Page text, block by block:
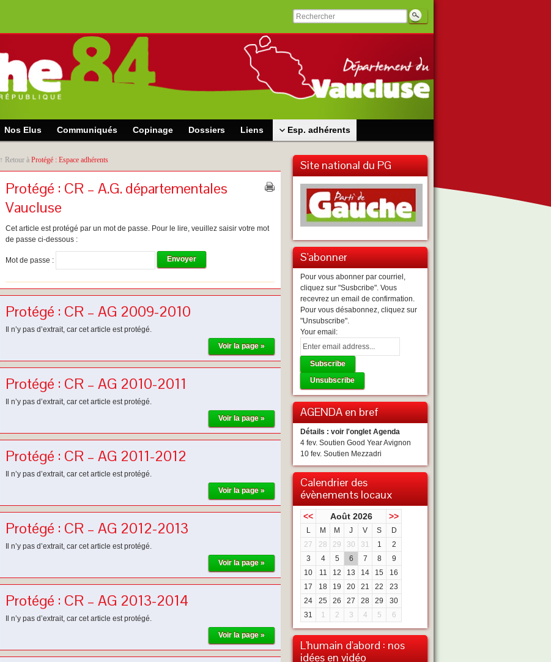
Nos Elus Communiqués Copinage Dossiers Liens Esp. adhérents
↑ Retour à Protégé : Espace adhérents
Protégé : CR – A.G. départementales
Vaucluse
Cet article est protégé par un mot de passe. Pour le lire, veuillez saisir votre mot
de passe ci-dessous :
Mot de passe :
Protégé : CR – AG 2009-2010
Il n’y pas d’extrait, car cet article est protégé.
Voir la page »
Protégé : CR – AG 2010-2011
Il n’y pas d’extrait, car cet article est protégé.
Voir la page »
Protégé : CR – AG 2011-2012
Il n’y pas d’extrait, car cet article est protégé.
Voir la page »
Protégé : CR – AG 2012-2013
Il n’y pas d’extrait, car cet article est protégé.
Voir la page »
Protégé : CR – AG 2013-2014
Il n’y pas d’extrait, car cet article est protégé.
Voir la page »
Site national du PG
S'abonner
Pour vous abonner par courriel,
cliquez sur "Susbcribe". Vous
recevrez un email de confirmation.
Pour vous désabonnez, cliquez sur
"Unsubscribe".
Your email:
AGENDA en bref
Détails : voir l'onglet Agenda
4 fev. Soutien Good Year Avignon
10 fev. Soutien Mezzadri
Calendrier des
évènements locaux
<< Août 2026 >>
L M M J V S
D
27
28 29 30 31 1
2
3
4 5 6 7 8
9
10
11 12 13 14 15
16
17
18 19 20 21 22
23
24
25 26 27 28 29
30
31
1 2 3 4 5 6
L'humain d'abord : nos
idées en vidéo